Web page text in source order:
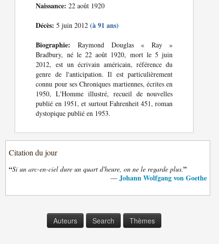
Naissance: 22 août 1920
Décès: 5 juin 2012(à 91 ans)
Biographie: Raymond Douglas « Ray »
Bradbury, né le 22 août 1920, mort le 5 juin
2012, est un écrivain américain, référence du
genre de l'anticipation. Il est particulièrement
connu pour ses Chroniques martiennes, écrites en
1950, L'Homme illustré, recueil de nouvelles
publié en 1951, et surtout Fahrenheit 451, roman
dystopique publié en 1953.
Citation du jour
“Si un arc-en-ciel dure un quart d'heure, on ne le regarde plus.”
— Johann Wolfgang von Goethe
Auteurs Search Thèmes